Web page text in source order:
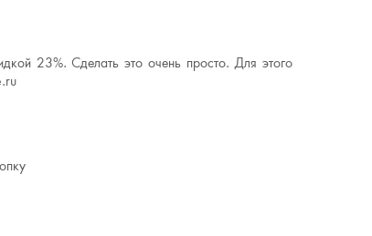
23%. Сделать это очень просто. Для этого